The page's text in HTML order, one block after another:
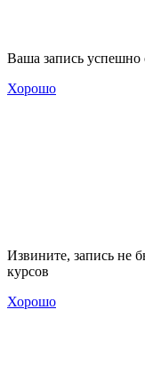
Ваша запись успешно
Хорошо
Извините, запись не
курсов
Хорошо